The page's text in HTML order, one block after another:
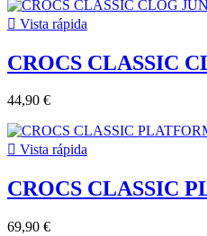
 Vista rápida
CROCS CLASSIC
44,90 €
 Vista rápida
CROCS CLASSIC
69,90 €